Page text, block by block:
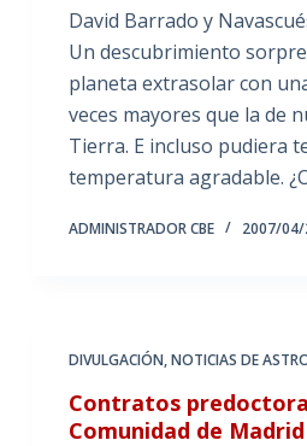
David Barrado y
Un descubrimiento
planeta extrasolar con
veces mayores que la de
Tierra. E incluso pudiera
temperatura agradable.
ADMINISTRADOR CBE 2007/04/
DIVULGACIÓN,NOTICIAS DE
Contratos
Comunidad de Madrid